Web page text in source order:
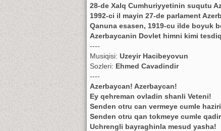
28-de Xalq Cumhuriyyetinin suqutu
1992-ci il mayin 27-de parlament
Qanuna esasen, 1919-cu ilde boyuk
Azerbaycanin Dovlet himni kimi
----
Musiqisi: Uzeyir Hacibeyovun
Sozleri: Ehmed Cavadindir
----
Azerbaycan! Azerbaycan!
Ey qehreman ovladin shanli Veteni!
Senden otru can vermeye cumle
Senden otru qan tokmeye cumle
Uchrengli bayraghinla mesud yasha!